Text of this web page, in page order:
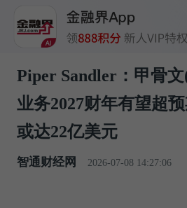
Piper Sandler：甲骨
业务2027财年有望超
或达22亿美元
智通财经网 2026-07-08 14:27:06